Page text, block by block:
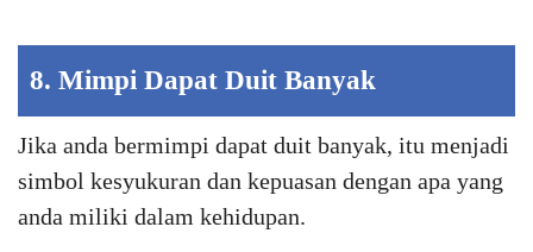
8. Mimpi Dapat Duit Banyak
Jika anda bermimpi dapat duit banyak, itu menjadi
simbol kesyukuran dan kepuasan dengan apa yang
anda miliki dalam kehidupan.